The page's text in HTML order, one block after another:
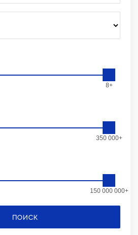
8+
350 000+
150 000 000+
ПОИСК